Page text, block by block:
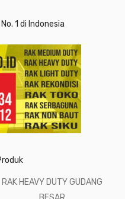
1 di Indonesia
RAK HEAVY DUTY GUDANG